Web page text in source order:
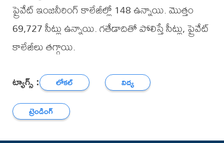
ప్రైవేట్ ఇంజనీరింగ్ కాలేజీల్లో 148 ఉన్నాయి. మొత్తం
69,727 సీట్లు ఉన్నాయి. గతేడాదితో పోలిస్తే సీట్లు, ప్రైవేట్
కాలేజీలు తగ్గాయి.
ట్యాగ్స్ : లోకల్
విద్య
ట్రెండింగ్